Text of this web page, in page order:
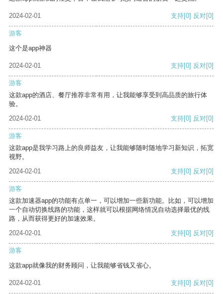
2024-02-01 支持[0] 反对[0]
游客
这个是app神器
2024-02-01 支持[0] 反对[0]
游客
这款app的酒店、餐厅推荐非常有用，让我能够享受到高品质的旅行体
验。
2024-02-01
支持[0] 反对[0]
游客
这款app是我学习路上的良师益友，让我能够随时随地学习新知识，拓宽
视野。
2024-02-01
支持[0] 反对[0]
游客
这款加速器app的功能有点单一，可以增加一些新功能。比如，可以增加
一个自动切换线路的功能，这样就可以根据网络情况自动选择最优的线
路，从而获得更好的加速效果。
2024-02-01
支持[0] 反对[0]
游客
这款app就像我的财务顾问，让我能够省钱又省心。
2024-02-01 支持[0] 反对[0]